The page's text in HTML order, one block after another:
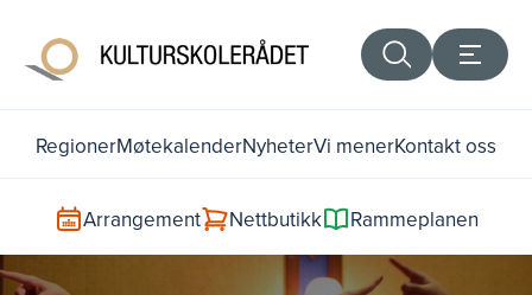
RegionerMøtekalenderNyheterVi menerKontakt oss
Arrangement Nettbutikk Rammeplanen